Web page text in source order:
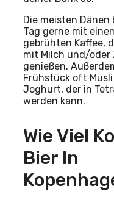
Die meisten Dänen
Tag gerne mit
gebrühten Kaffee,
mit Milch und/oder
genießen.
Frühstück oft
Joghurt, der in
werden kann.
Wie Viel
Bier In